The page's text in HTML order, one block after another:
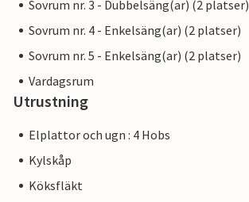
Sovrum nr. 3 - Dubbelsäng(ar) (2 platser)
Sovrum nr. 4 - Enkelsäng(ar) (2 platser)
Sovrum nr. 5 - Enkelsäng(ar) (2 platser)
Vardagsrum
Utrustning
Elplattor och ugn : 4 Hobs
Kylskåp
Köksfläkt